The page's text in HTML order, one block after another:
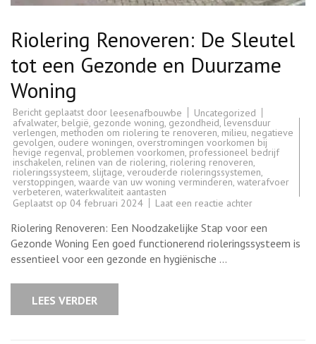
Riolering Renoveren: De Sleutel
tot een Gezonde en Duurzame
Woning
Bericht geplaatst door leesenafbouwbe
Uncategorized
afvalwater, belgië, gezonde woning, gezondheid, levensduur
verlengen, methoden om riolering te renoveren, milieu, negatieve
gevolgen, oudere woningen, overstromingen voorkomen bij
hevige regenval, problemen voorkomen, professioneel bedrijf
inschakelen, relinen van de riolering, riolering renoveren,
rioleringssysteem, slijtage, verouderde rioleringssystemen,
verstoppingen, waarde van uw woning verminderen, waterafvoer
verbeteren, waterkwaliteit aantasten
Geplaatst op 04 februari 2024 Laat een reactie achterop
De
Sleutel
tot
Riolering Renoveren: Een Noodzakelijke Stap voor een
Gezonde Woning Een goed functionerend rioleringssysteem is
essentieel voor een gezonde en hygiënische …
LEES VERDER